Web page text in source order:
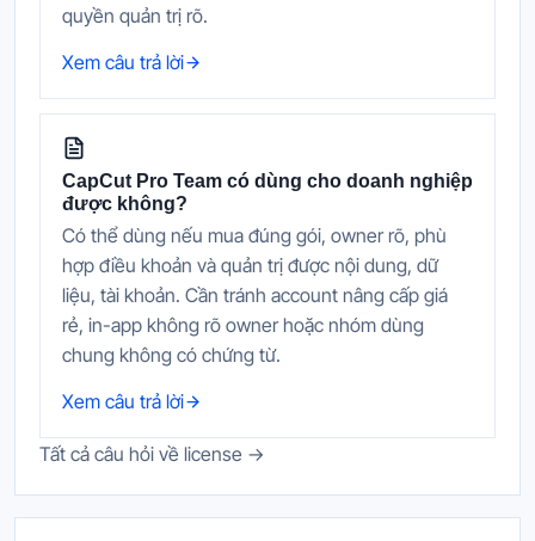
quyền quản trị rõ.
Xem câu trả lời
CapCut Pro Team có dùng cho doanh nghiệp
được không?
Có thể dùng nếu mua đúng gói, owner rõ, phù
hợp điều khoản và quản trị được nội dung, dữ
liệu, tài khoản. Cần tránh account nâng cấp giá
rẻ, in-app không rõ owner hoặc nhóm dùng
chung không có chứng từ.
Xem câu trả lời
Tất cả câu hỏi về license →